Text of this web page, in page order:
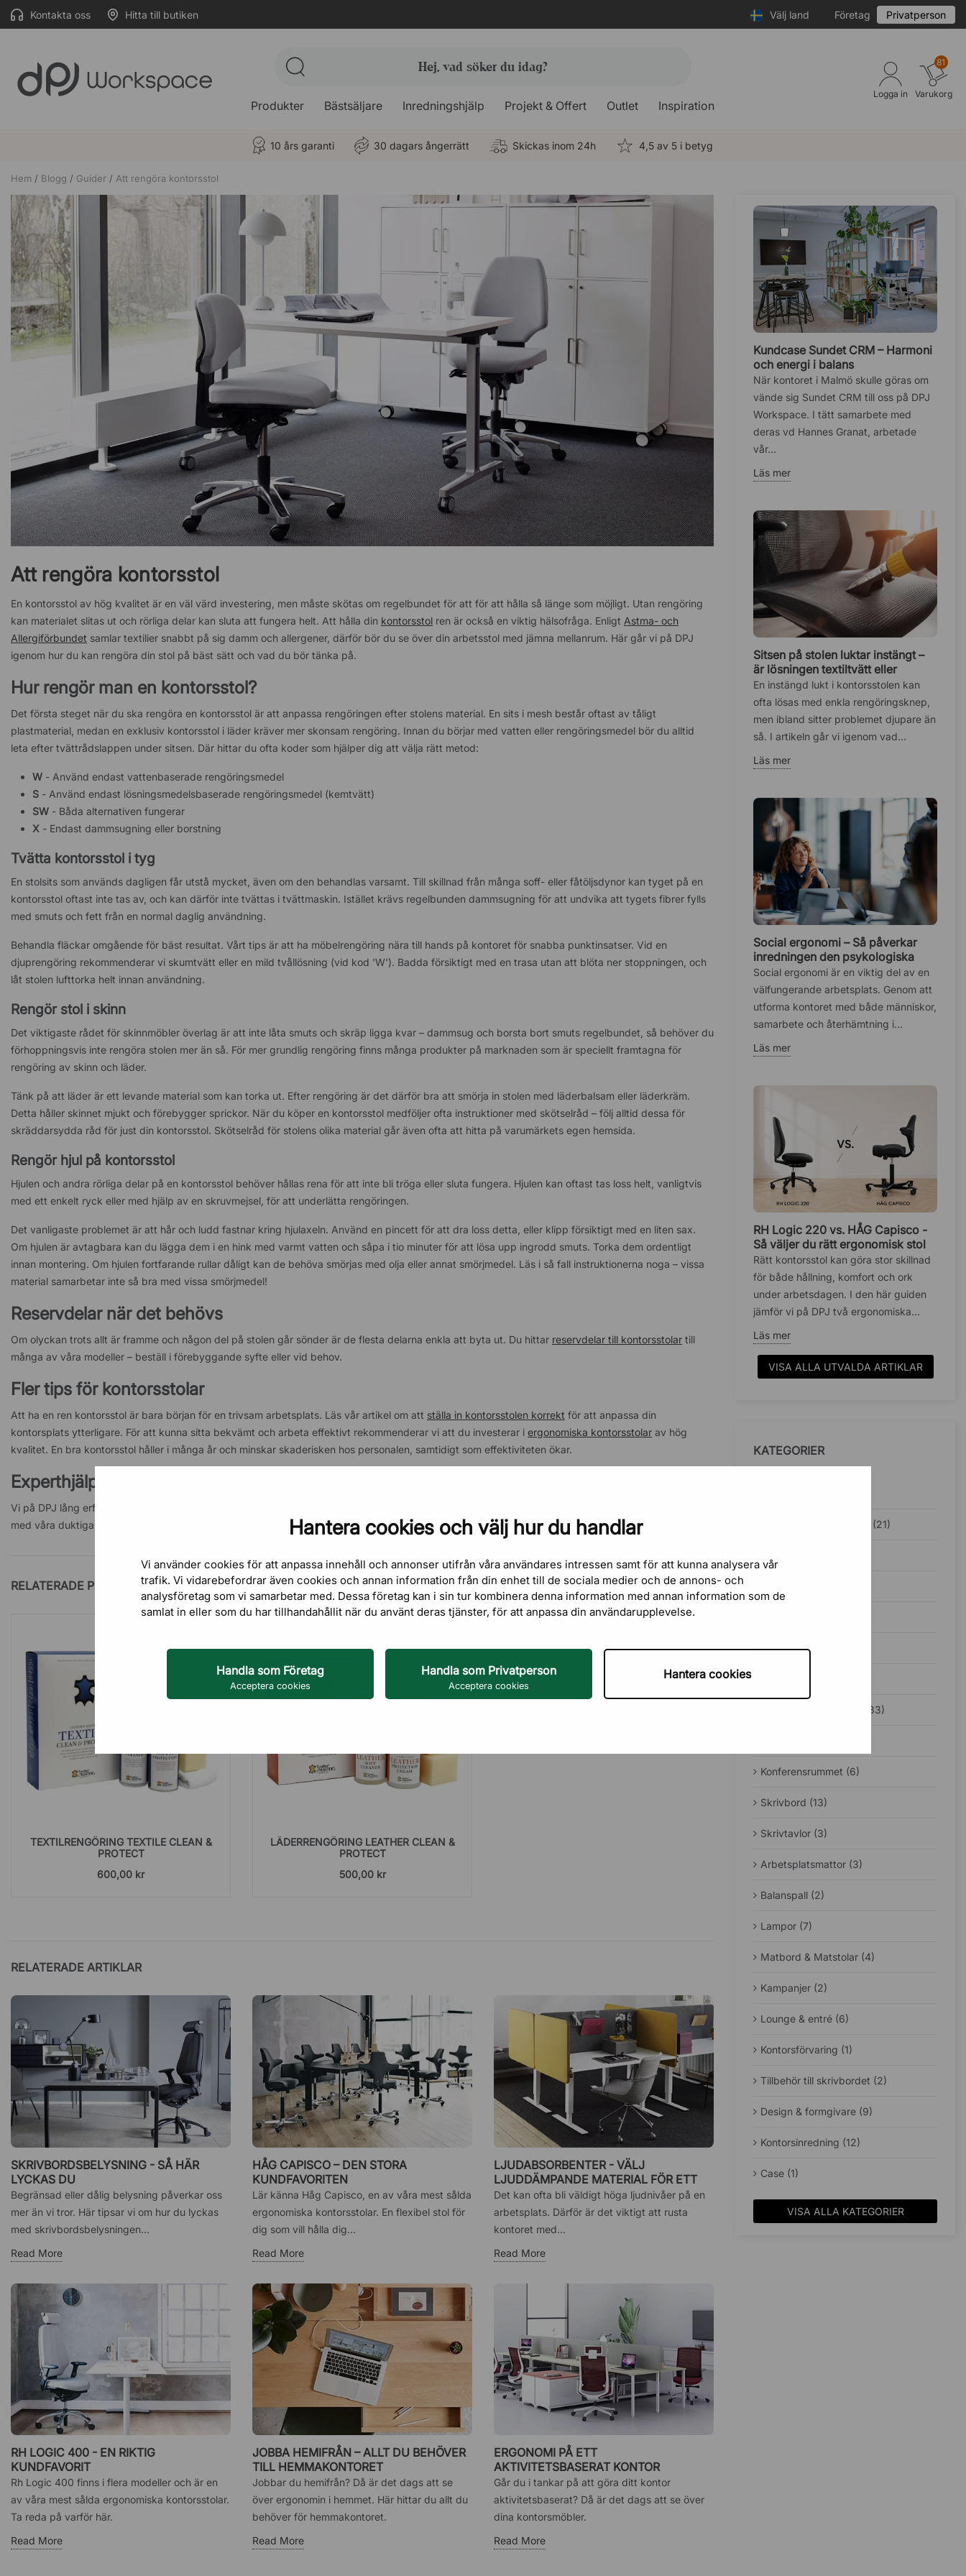
Hantera cookies och välj hur du handlar
Vi använder cookies för att anpassa innehåll och annonser utifrån våra användares intressen samt för att kunna analysera vår
trafik. Vi vidarebefordrar även cookies och annan information från din enhet till de sociala medier och de annons- och
analysföretag som vi samarbetar med. Dessa företag kan i sin tur kombinera denna information med annan information som de
samlat in eller som du har tillhandahållit när du använt deras tjänster, för att anpassa din användarupplevelse.
Handla som Företag
Acceptera cookies
Handla som Privatperson
Acceptera cookies
Hantera cookies
Kontakta oss Hitta till butiken Välj land Företag Privatperson
Produkter Bästsäljare Inredningshjälp Projekt & Offert Outlet Inspiration
Logga in
81
Varukorg
10 års garanti 30 dagars ångerrätt Skickas inom 24h 4,5 av 5 i betyg
Hem Blogg Guider Att rengöra kontorsstol
Att rengöra kontorsstol
En kontorsstol av hög kvalitet är en väl värd investering, men måste skötas om regelbundet för att för att hålla så länge som möjligt. Utan rengöring
kan materialet slitas ut och rörliga delar kan sluta att fungera helt. Att hålla din kontorsstol ren är också en viktig hälsofråga. Enligt Astma- och
Allergiförbundet samlar textilier snabbt på sig damm och allergener, därför bör du se över din arbetsstol med jämna mellanrum. Här går vi på DPJ
igenom hur du kan rengöra din stol på bäst sätt och vad du bör tänka på.
Hur rengör man en kontorsstol?
Det första steget när du ska rengöra en kontorsstol är att anpassa rengöringen efter stolens material. En sits i mesh består oftast av tåligt
plastmaterial, medan en exklusiv kontorsstol i läder kräver mer skonsam rengöring. Innan du börjar med vatten eller rengöringsmedel bör du alltid
leta efter tvättrådslappen under sitsen. Där hittar du ofta koder som hjälper dig att välja rätt metod:
W - Använd endast vattenbaserade rengöringsmedel
S - Använd endast lösningsmedelsbaserade rengöringsmedel (kemtvätt)
SW - Båda alternativen fungerar
X - Endast dammsugning eller borstning
Tvätta kontorsstol i tyg
En stolsits som används dagligen får utstå mycket, även om den behandlas varsamt. Till skillnad från många soff- eller fåtöljsdynor kan tyget på en
kontorsstol oftast inte tas av, och kan därför inte tvättas i tvättmaskin. Istället krävs regelbunden dammsugning för att undvika att tygets fibrer fylls
med smuts och fett från en normal daglig användning.
Behandla fläckar omgående för bäst resultat. Vårt tips är att ha möbelrengöring nära till hands på kontoret för snabba punktinsatser. Vid en
djuprengöring rekommenderar vi skumtvätt eller en mild tvållösning (vid kod 'W'). Badda försiktigt med en trasa utan att blöta ner stoppningen, och
låt stolen lufttorka helt innan användning.
Rengör stol i skinn
Det viktigaste rådet för skinnmöbler överlag är att inte låta smuts och skräp ligga kvar – dammsug och borsta bort smuts regelbundet, så behöver du
förhoppningsvis inte rengöra stolen mer än så. För mer grundlig rengöring finns många produkter på marknaden som är speciellt framtagna för
rengöring av skinn och läder.
Tänk på att läder är ett levande material som kan torka ut. Efter rengöring är det därför bra att smörja in stolen med läderbalsam eller läderkräm.
Detta håller skinnet mjukt och förebygger sprickor. När du köper en kontorsstol medföljer ofta instruktioner med skötselråd – följ alltid dessa för
skräddarsydda råd för just din kontorsstol. Skötselråd för stolens olika material går även ofta att hitta på varumärkets egen hemsida.
Rengör hjul på kontorsstol
Hjulen och andra rörliga delar på en kontorsstol behöver hållas rena för att inte bli tröga eller sluta fungera. Hjulen kan oftast tas loss helt, vanligtvis
med ett enkelt ryck eller med hjälp av en skruvmejsel, för att underlätta rengöringen.
Det vanligaste problemet är att hår och ludd fastnar kring hjulaxeln. Använd en pincett för att dra loss detta, eller klipp försiktigt med en liten sax.
Om hjulen är avtagbara kan du lägga dem i en hink med varmt vatten och såpa i tio minuter för att lösa upp ingrodd smuts. Torka dem ordentligt
innan montering. Om hjulen fortfarande rullar dåligt kan de behöva smörjas med olja eller annat smörjmedel. Läs i så fall instruktionerna noga – vissa
material samarbetar inte så bra med vissa smörjmedel!
Reservdelar när det behövs
Om olyckan trots allt är framme och någon del på stolen går sönder är de flesta delarna enkla att byta ut. Du hittar reservdelar till kontorsstolar till
många av våra modeller – beställ i förebyggande syfte eller vid behov.
Fler tips för kontorsstolar
Att ha en ren kontorsstol är bara början för en trivsam arbetsplats. Läs vår artikel om att ställa in kontorsstolen korrekt för att anpassa din
kontorsplats ytterligare. För att kunna sitta bekvämt och arbeta effektivt rekommenderar vi att du investerar i ergonomiska kontorsstolar av hög
kvalitet. En bra kontorsstol håller i många år och minskar skaderisken hos personalen, samtidigt som effektiviteten ökar.
Experthjälp för en hållbar arbetsplats
Vi på DPJ lång erfarenhet av både möbler och arbetsmiljö.
med våra duktiga inredare. Vi hjälper er med konkreta tips på hur ni sköter era stolar och möbler för att de ska hålla i många år.
RELATERADE PRODUKTER
TEXTILRENGÖRING TEXTILE CLEAN &
PROTECT
600,00 kr
LÄDERRENGÖRING LEATHER CLEAN &
PROTECT
500,00 kr
RELATERADE ARTIKLAR
SKRIVBORDSBELYSNING - SÅ HÄR
LYCKAS DU
Begränsad eller dålig belysning påverkar oss
mer än vi tror. Här tipsar vi om hur du lyckas
med skrivbordsbelysningen...
Read More
HÅG CAPISCO – DEN STORA
KUNDFAVORITEN
Lär känna Håg Capisco, en av våra mest sålda
ergonomiska kontorsstolar. En flexibel stol för
dig som vill hålla dig...
Read More
LJUDABSORBENTER - VÄLJ
LJUDDÄMPANDE MATERIAL FÖR ETT
TYSTARE KONTOR
Det kan ofta bli väldigt höga ljudnivåer på en
arbetsplats. Därför är det viktigt att rusta
kontoret med...
Read More
RH LOGIC 400 - EN RIKTIG
KUNDFAVORIT
Rh Logic 400 finns i flera modeller och är en
av våra mest sålda ergonomiska kontorsstolar.
Ta reda på varför här.
Read More
JOBBA HEMIFRÅN – ALLT DU BEHÖVER
TILL HEMMAKONTORET
Jobbar du hemifrån? Då är det dags att se
över ergonomin i hemmet. Här hittar du allt du
behöver för hemmakontoret.
Read More
ERGONOMI PÅ ETT
AKTIVITETSBASERAT KONTOR
Går du i tankar på att göra ditt kontor
aktivitetsbaserat? Då är det dags att se över
dina kontorsmöbler.
Read More
Kundcase Sundet CRM – Harmoni
och energi i balans
När kontoret i Malmö skulle göras om
vände sig Sundet CRM till oss på DPJ
Workspace. I tätt samarbete med
deras vd Hannes Granat, arbetade
vår...
Läs mer
Sitsen på stolen luktar instängt –
är lösningen textiltvätt eller
fuktskadat skum?
En instängd lukt i kontorsstolen kan
ofta lösas med enkla rengöringsknep,
men ibland sitter problemet djupare än
så. I artikeln går vi igenom vad...
Läs mer
Social ergonomi – Så påverkar
inredningen den psykologiska
hälsan på kontoret
Social ergonomi är en viktig del av en
välfungerande arbetsplats. Genom att
utforma kontoret med både människor,
samarbete och återhämtning i...
Läs mer
RH Logic 220 vs. HÅG Capisco -
Så väljer du rätt ergonomisk stol
Rätt kontorsstol kan göra stor skillnad
för både hållning, komfort och ork
under arbetsdagen. I den här guiden
jämför vi på DPJ två ergonomiska...
Läs mer
VISA ALLA UTVALDA ARTIKLAR
KATEGORIER
Ergonomisk kontorsstol (21)
Guider (49)
Ergonomi på kontoret (33)
Konferensrummet (6)
Skrivbord (13)
Skrivtavlor (3)
Arbetsplatsmattor (3)
Balanspall (2)
Lampor (7)
Matbord & Matstolar (4)
Kampanjer (2)
Lounge & entré (6)
Kontorsförvaring (1)
Tillbehör till skrivbordet (2)
Design & formgivare (9)
Kontorsinredning (12)
Case (1)
VISA ALLA KATEGORIER